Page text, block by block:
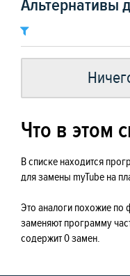
Альтернативы
Что в этом
В списке находится
для замены myTube на
Это аналоги похожие по
заменяют программу
содержит 0 замен.